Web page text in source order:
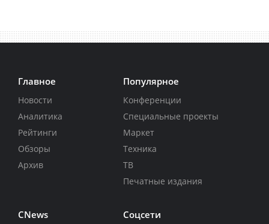
Главное
Новости
Аналитика
Рейтинги
Обзоры
Архив
Популярное
Конференции
Специальные проекты
Маркет
Техника
ТВ
Печатные издания
CNews Соцсети